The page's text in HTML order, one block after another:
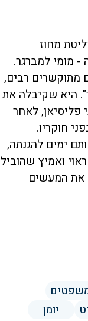
מחוז
מומי למברגר.
מתוקשרים רבים,
היא שקיבלה את
לאחר
חוקריו.
ימים להגנתה,
ואמיץ שהוביל
את המעשים
יומן